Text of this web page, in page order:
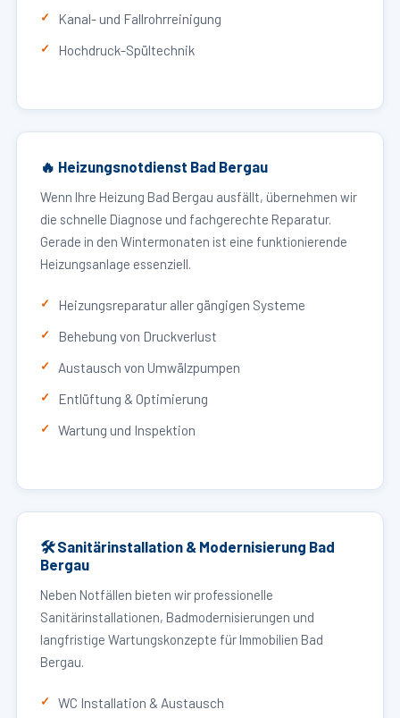
Kanal- und Fallrohrreinigung
Hochdruck-Spültechnik
🔥 Heizungsnotdienst Bad Bergau
Wenn Ihre Heizung Bad Bergau ausfällt, übernehmen wir
die schnelle Diagnose und fachgerechte Reparatur.
Gerade in den Wintermonaten ist eine funktionierende
Heizungsanlage essenziell.
Heizungsreparatur aller gängigen Systeme
Behebung von Druckverlust
Austausch von Umwälzpumpen
Entlüftung & Optimierung
Wartung und Inspektion
🛠 Sanitärinstallation & Modernisierung Bad
Bergau
Neben Notfällen bieten wir professionelle
Sanitärinstallationen, Badmodernisierungen und
langfristige Wartungskonzepte für Immobilien Bad
Bergau.
WC Installation & Austausch